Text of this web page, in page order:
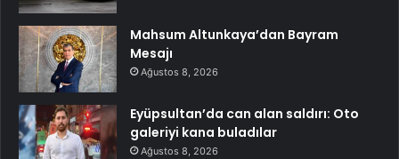
Mahsum Altunkaya’dan Bayram
Mesajı
Ağustos 8, 2026
Eyüpsultan’da can alan saldırı: Oto
galeriyi kana buladılar
Ağustos 8, 2026